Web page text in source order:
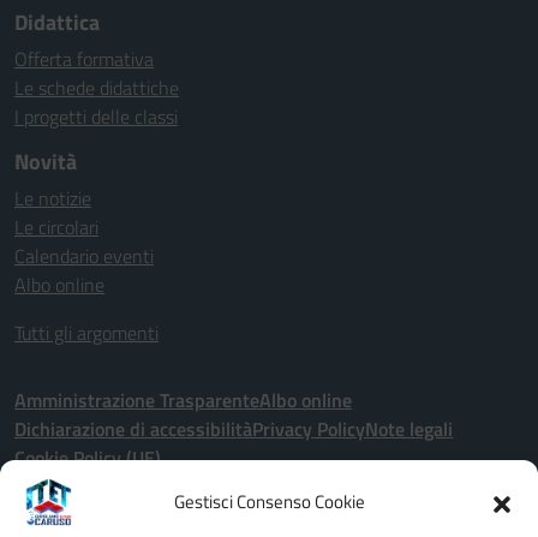
Gestisci Consenso Cookie
Didattica
Offerta formativa
Le schede didattiche
I progetti delle classi
Novità
Le notizie
Le circolari
Calendario eventi
Albo online
Tutti gli argomenti
Amministrazione TrasparenteAlbo online
Dichiarazione di accessibilitàPrivacy PolicyNote legali
Cookie Policy (UE)
Seguici su: